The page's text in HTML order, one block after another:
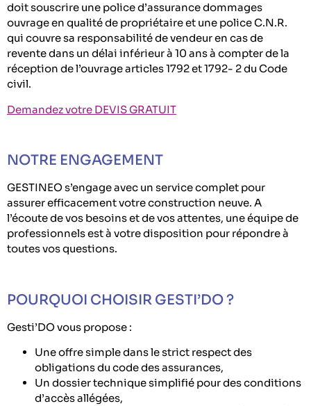
doit souscrire une police d’assurance dommages
ouvrage en qualité de propriétaire et une police C.N.R.
qui couvre sa responsabilité de vendeur en cas de
revente dans un délai inférieur à 10 ans à compter de la
réception de l’ouvrage articles 1792 et 1792- 2 du Code
civil.
Demandez votre DEVIS GRATUIT
NOTRE ENGAGEMENT
GESTINEO s’engage avec un service complet pour
assurer efficacement votre construction neuve. A
l’écoute de vos besoins et de vos attentes, une équipe de
professionnels est à votre disposition pour répondre à
toutes vos questions.
POURQUOI CHOISIR GESTI’DO ?
Gesti’DO vous propose :
Une offre simple dans le strict respect des
obligations du code des assurances,
Un dossier technique simplifié pour des conditions
d’accès allégées,